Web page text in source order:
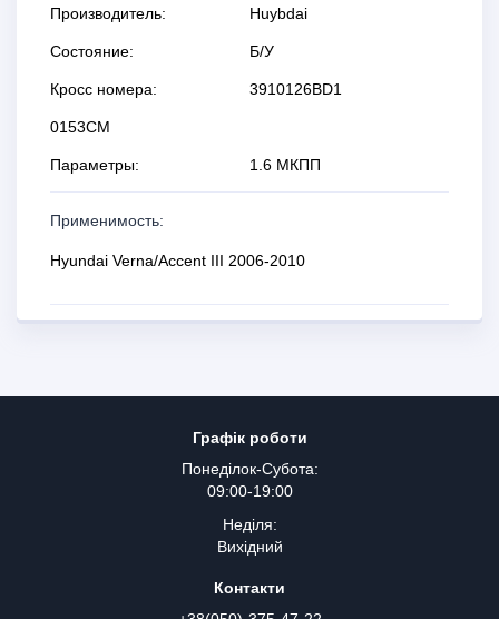
Производитель: Huybdai
Состояние: Б/У
Кросс номера: 3910126BD1
0153CM
Параметры: 1.6 МКПП
Применимость:
Hyundai Verna/Accent III 2006-2010
Графік роботи
Понеділок-Субота:
09:00-19:00
Неділя:
Вихідний
Контакти